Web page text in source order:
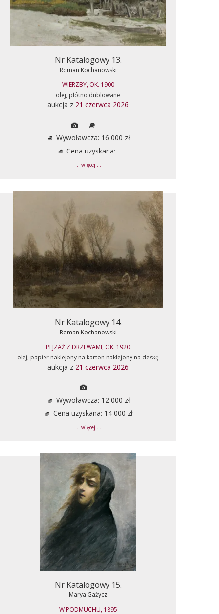
Nr Katalogowy 13.
Roman Kochanowski
WIERZBY, OK. 1900
olej, płótno dublowane
aukcja z 21 czerwca 2026
Wywoławcza: 16 000 zł
Cena uzyskana: -
... więcej ...
Nr Katalogowy 14.
Roman Kochanowski
PEJZAŻ Z DRZEWAMI, OK. 1920
olej, papier naklejony na karton naklejony na deskę
aukcja z 21 czerwca 2026
Wywoławcza: 12 000 zł
Cena uzyskana: 14 000 zł
... więcej ...
Nr Katalogowy 15.
Marya Gażycz
W PODMUCHU, 1895